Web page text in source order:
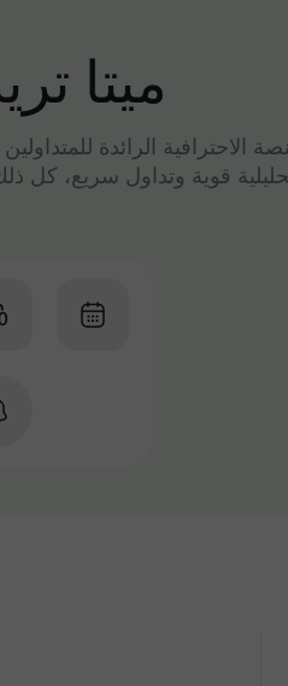
میتا تریدر
الاحترافية الرائدة